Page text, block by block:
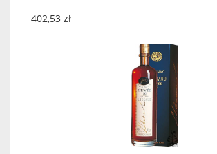
402,53 zł